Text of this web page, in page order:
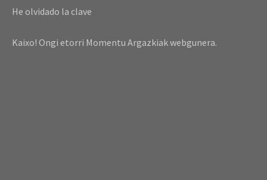
He olvidado la clave
Kaixo! Ongi etorri Momentu Argazkiak webgunera.